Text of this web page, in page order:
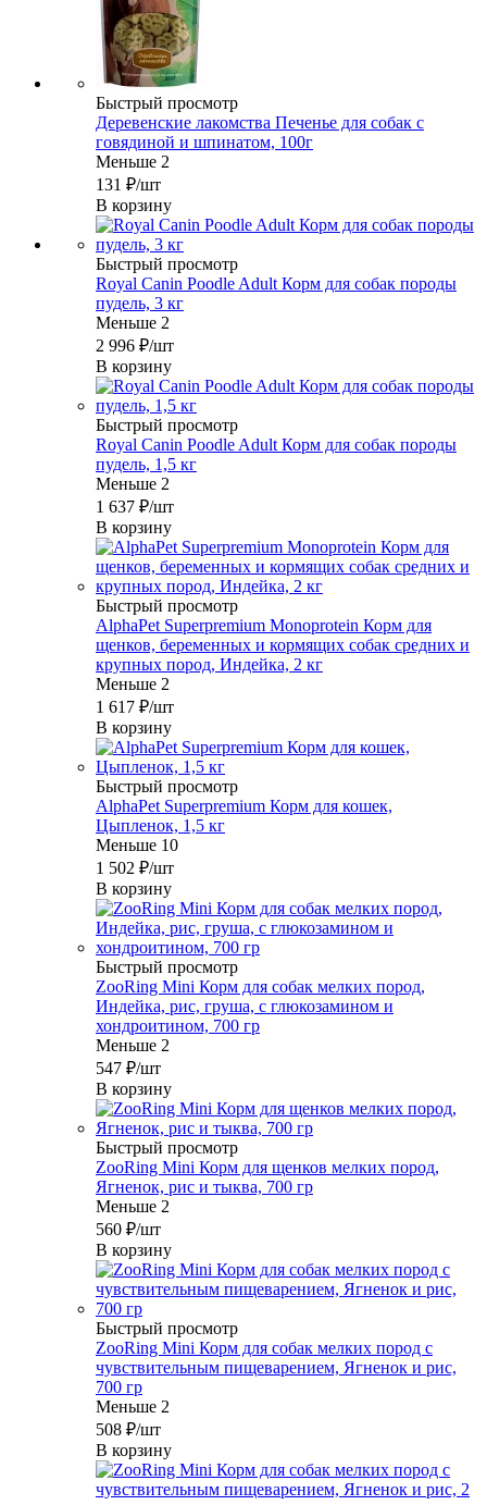
Быстрый просмотр
Деревенские лакомства Печенье для собак с
говядиной и шпинатом, 100г
Меньше 2
131 ₽/шт
В корзину
Быстрый просмотр
Royal Canin Poodle Adult Корм для собак породы
пудель, 3 кг
Меньше 2
2 996 ₽/шт
В корзину
Быстрый просмотр
Royal Canin Poodle Adult Корм для собак породы
пудель, 1,5 кг
Меньше 2
1 637 ₽/шт
В корзину
Быстрый просмотр
AlphaPet Superpremium Monoprotein Корм для
щенков, беременных и кормящих собак средних и
крупных пород, Индейка, 2 кг
Меньше 2
1 617 ₽/шт
В корзину
Быстрый просмотр
AlphaPet Superpremium Корм для кошек,
Цыпленок, 1,5 кг
Меньше 10
1 502 ₽/шт
В корзину
Быстрый просмотр
ZooRing Mini Корм для собак мелких пород,
Индейка, рис, груша, с глюкозамином и
хондроитином, 700 гр
Меньше 2
547 ₽/шт
В корзину
Быстрый просмотр
ZooRing Mini Корм для щенков мелких пород,
Ягненок, рис и тыква, 700 гр
Меньше 2
560 ₽/шт
В корзину
Быстрый просмотр
ZooRing Mini Корм для собак мелких пород с
чувствительным пищеварением, Ягненок и рис,
700 гр
Меньше 2
508 ₽/шт
В корзину